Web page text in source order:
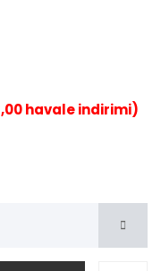
havale indirimi)